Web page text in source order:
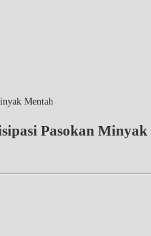
Mentah
Pasokan